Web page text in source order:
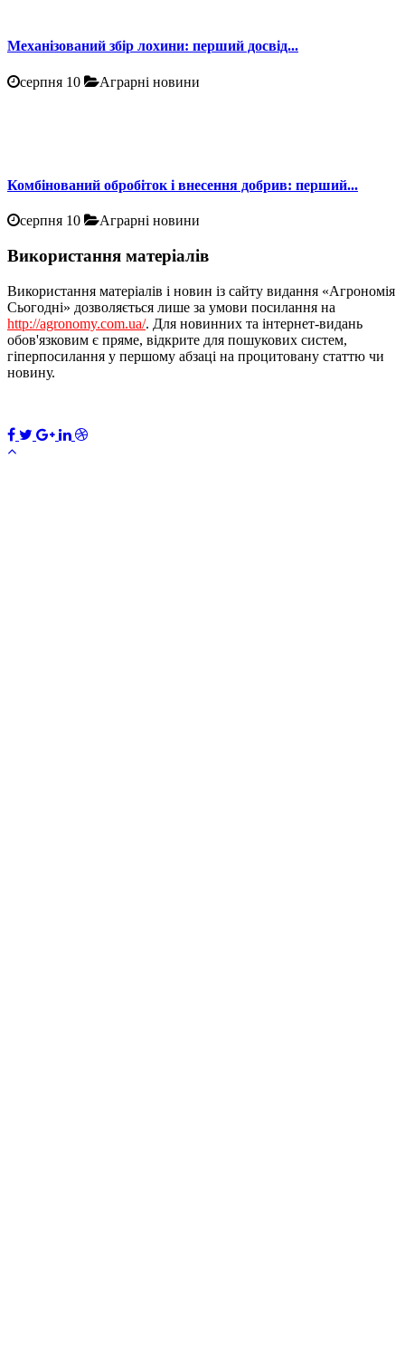
Механізований збір лохини: перший досвід...
серпня 10 Аграрні новини
Комбінований обробіток і внесення добрив: перший...
серпня 10 Аграрні новини
Використання матеріалів
Використання матеріалів і новин із сайту видання «Агрономія
Сьогодні» дозволяється лише за умови посилання на
http://agronomy.com.ua/. Для новинних та інтернет-видань
обов'язковим є пряме, відкрите для пошукових систем,
гіперпосилання у першому абзаці на процитовану статтю чи
новину.